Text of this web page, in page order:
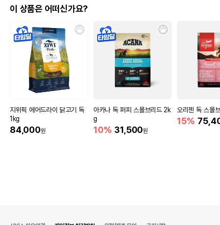
이 상품은 어떠신가요?
지위픽 에어드라이 닭고기 독
1kg
84,000원
아카나 독 퍼피 스몰브리드 2k
g
10% 31,500원
오리젠 독 스몰
15%